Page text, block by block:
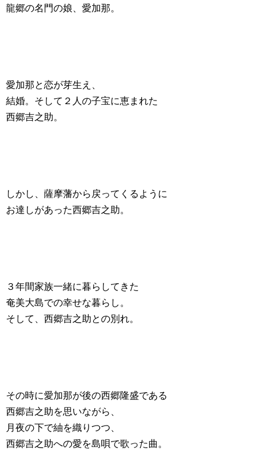
龍郷の名門の娘、愛加那。
愛加那と恋が芽生え、
結婚。そして２人の子宝に恵まれた
西郷吉之助。
しかし、薩摩藩から戻ってくるように
お達しがあった西郷吉之助。
３年間家族一緒に暮らしてきた
奄美大島での幸せな暮らし。
そして、西郷吉之助との別れ。
その時に愛加那が後の西郷隆盛である
西郷吉之助を思いながら、
月夜の下で紬を織りつつ、
西郷吉之助への愛を島唄で歌った曲。